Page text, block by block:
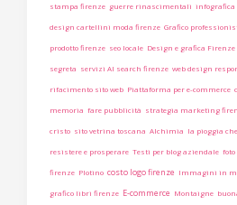
stampa firenze guerre rinascimentali infografica
design cartellini moda firenze Grafico
prodotto firenze seo locale Design e grafica Firenze
segreta servizi AI search firenze web design
rifacimento sito web Piattaforma per e-commerce
memoria fare pubblicità strategia marketing
cristo sito vetrina toscana Alchimia la pioggia
resistere e prosperare Testi per blog aziendale
firenze Plotino costo logo firenze Immagini in
grafico libri firenze E-commerce Montaigne